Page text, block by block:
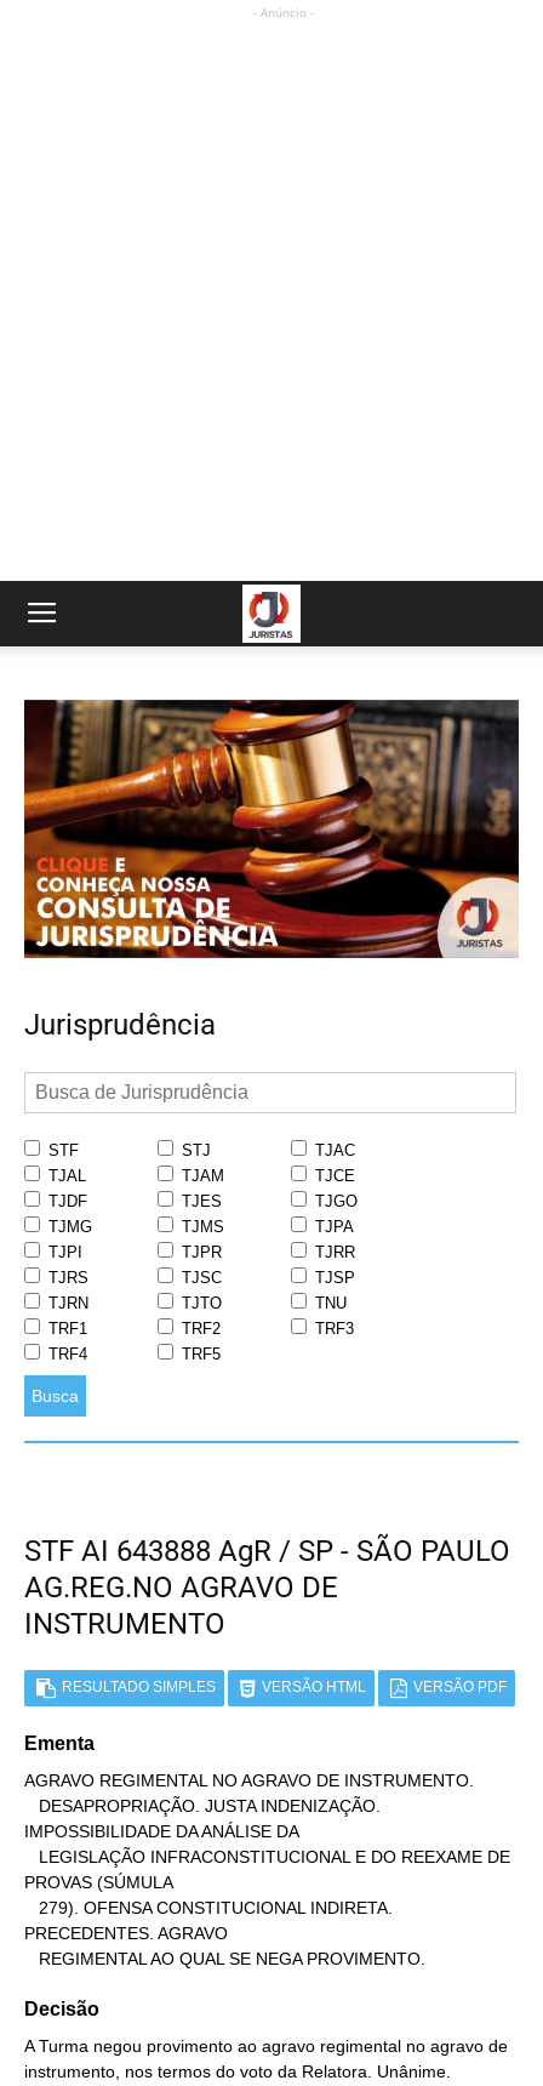
- Anúncio -
Jurisprudência
STF STJ
TJAC
TJAL
TJAM
TJCE
TJDF
TJES
TJGO
TJMG
TJMS
TJPA
TJPI
TJPR
TJRR
TJRS
TJSC
TJSP
TJRN
TJTO
TNU
TRF1
TRF2
TRF3
TRF4
TRF5
Busca
STF AI 643888 AgR / SP - SÃO PAULO
AG.REG.NO AGRAVO DE
INSTRUMENTO
RESULTADO SIMPLES VERSÃO HTML VERSÃO PDF
Ementa
AGRAVO REGIMENTAL NO AGRAVO DE INSTRUMENTO.
IMPOSSIBILIDADE DA ANÁLISE DA
PROVAS (SÚMULA
PRECEDENTES. AGRAVO
   REGIMENTAL AO QUAL SE NEGA PROVIMENTO.
Decisão
A Turma negou provimento ao agravo regimental no agravo de
instrumento, nos termos do voto da Relatora. Unânime.